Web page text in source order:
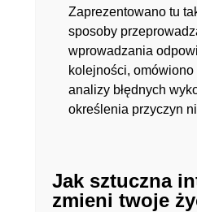
Zaprezentowano tu
sposoby
wprowadzania
kolejności, omówiono
analizy błędnych
określenia przyczyn
Jak sztuczna
zmieni twoje